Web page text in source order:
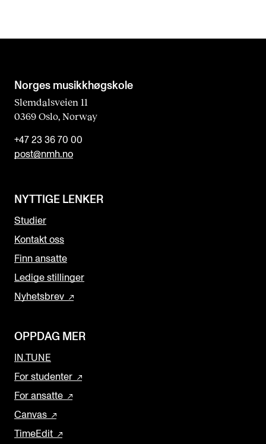
Norges musikk­høgskole
Slemdalsveien 11
0369 Oslo, Norway
+47 23 36 70 00
post@nmh.no
NYTTIGE LENKER
Studier
Kontakt oss
Finn ansatte
Ledige stillinger
Nyhetsbrev
OPPDAG MER
IN.TUNE
For studenter
For ansatte
Canvas
TimeEdit